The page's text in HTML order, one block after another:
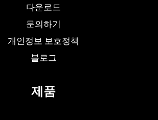
다운로드
문의하기
개인정보 보호정책
블로그
제품